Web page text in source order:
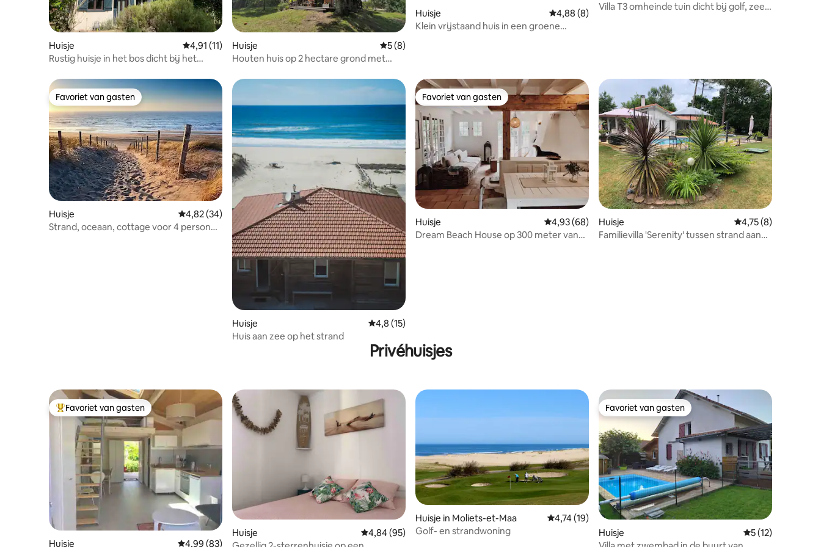
Huisje Gemiddelde beoordeling van 4,91 op 5, 11 recensies
4,91 (11)
Rustig huisje in het bos dicht bij het
Huisje Gemiddelde beoordeling van 5 op 5, 8 recensies
5 (8)
Houten huis op 2 hectare grond met
Huisje Gemiddelde beoordeling van 4,88 op 5, 8 recensies
4,88 (8)
Klein vrijstaand huis in een groene
Villa T3 omheinde tuin dicht bij golf, zee
Favoriet van gasten
Favoriet van gasten
Huisje Gemiddelde beoordeling van 4,82 op 5, 34 recensies
4,82 (34)
Strand, oceaan, cottage voor 4 personen
Huisje Gemiddelde beoordeling van 4,8 op 5, 15 recensies
4,8 (15)
Huis aan zee op het strand
Favoriet van gasten
Favoriet van gasten
Huisje Gemiddelde beoordeling van 4,93 op 5, 68 recensies
4,93 (68)
Dream Beach House op 300 meter van
Huisje Gemiddelde
4,75 (8)
Familievilla 'Serenity' tussen strand aan
Privéhuisjes
Topfavoriet van gasten
Favoriet van gasten
Huisje Gemiddelde beoordeling van 4,99 op 5, 83 recensies
4,99 (83)
Huisje Gemiddelde beoordeling van 4,84 op 5, 95 recensies
4,84 (95)
Huisje in Moliets-et-Maa Gemiddelde beoordeling van 4,74 op 5, 19 recensies
4,74 (19)
Golf- en strandwoning
Favoriet van gasten
Favoriet van gasten
Huisje Gemiddelde
5 (12)